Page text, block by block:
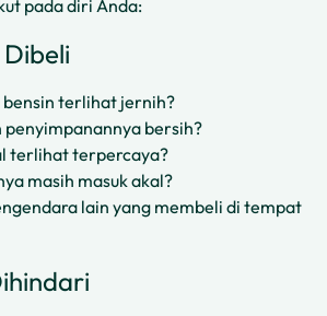
pada diri Anda:
terlihat jernih?
penyimpanannya bersih?
terlihat terpercaya?
masih masuk akal?
lain yang membeli di tempat